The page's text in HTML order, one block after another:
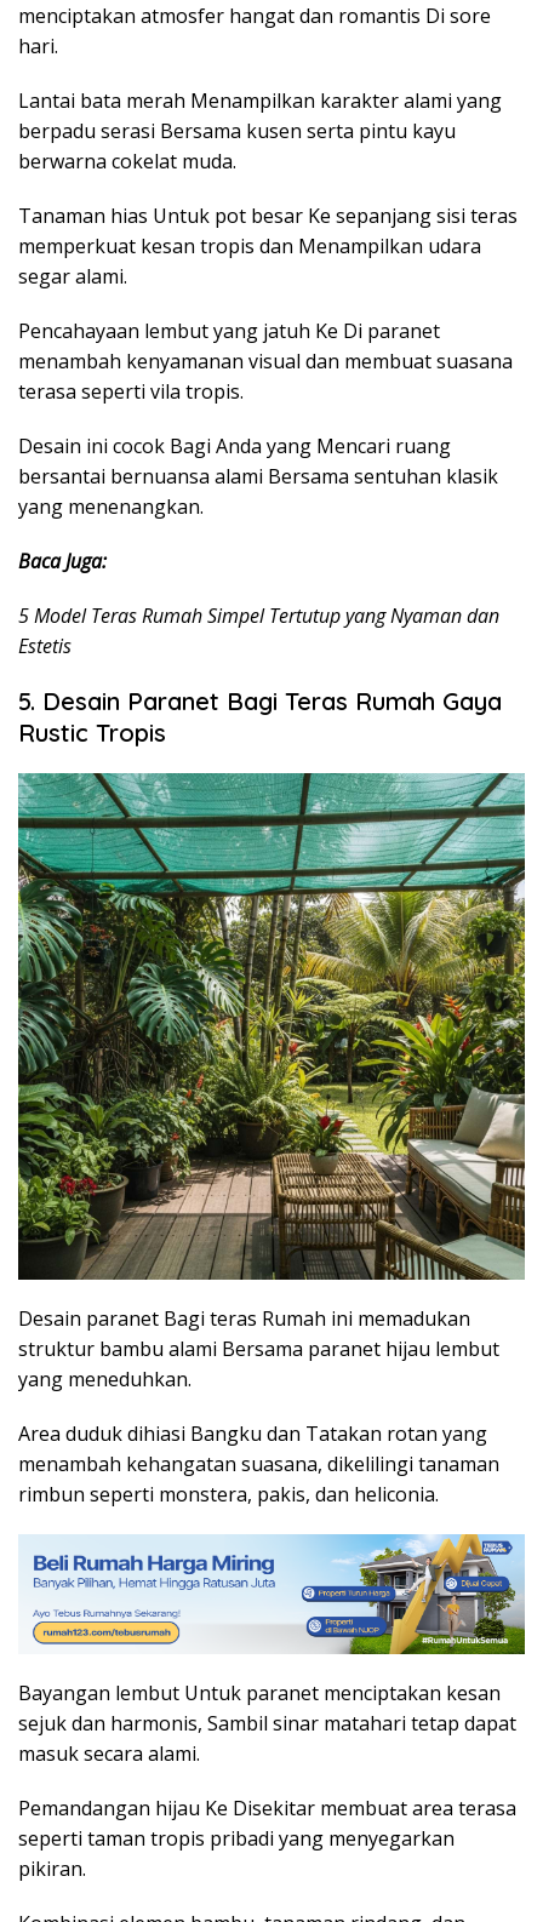
menciptakan atmosfer hangat dan romantis Di sore
hari.
Lantai bata merah Menampilkan karakter alami yang
berpadu serasi Bersama kusen serta pintu kayu
berwarna cokelat muda.
Tanaman hias Untuk pot besar Ke sepanjang sisi teras
memperkuat kesan tropis dan Menampilkan udara
segar alami.
Pencahayaan lembut yang jatuh Ke Di paranet
menambah kenyamanan visual dan membuat suasana
terasa seperti vila tropis.
Desain ini cocok Bagi Anda yang Mencari ruang
bersantai bernuansa alami Bersama sentuhan klasik
yang menenangkan.
Baca Juga:
5 Model Teras Rumah Simpel Tertutup yang Nyaman dan
Estetis
5. Desain Paranet Bagi Teras Rumah Gaya
Rustic Tropis
Desain paranet Bagi teras Rumah ini memadukan
struktur bambu alami Bersama paranet hijau lembut
yang meneduhkan.
Area duduk dihiasi Bangku dan Tatakan rotan yang
menambah kehangatan suasana, dikelilingi tanaman
rimbun seperti monstera, pakis, dan heliconia.
Bayangan lembut Untuk paranet menciptakan kesan
sejuk dan harmonis, Sambil sinar matahari tetap dapat
masuk secara alami.
Pemandangan hijau Ke Disekitar membuat area terasa
seperti taman tropis pribadi yang menyegarkan
pikiran.